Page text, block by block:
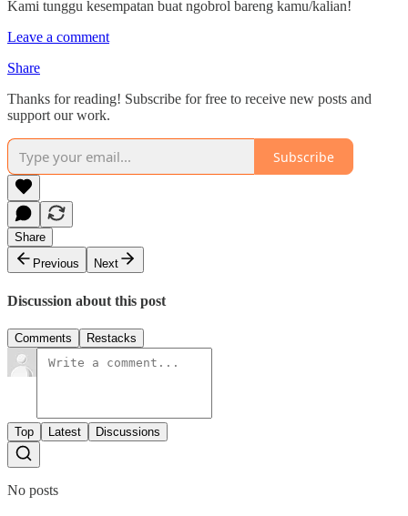
Kami tunggu kesempatan buat ngobrol bareng kamu/kalian!
Leave a comment
Share
Thanks for reading! Subscribe for free to receive new posts and
support our work.
Subscribe
Share
Previous
Next
Discussion about this post
Comments Restacks
Top Latest Discussions
No posts